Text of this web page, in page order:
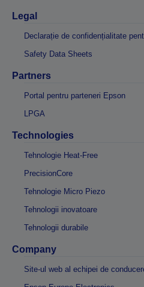
Legal
Declarație de confidențialitate
Safety Data Sheets
Partners
Portal pentru parteneri Epson
LPGA
Technologies
Tehnologie Heat-Free
PrecisionCore
Tehnologie Micro Piezo
Tehnologii inovatoare
Tehnologii durabile
Company
Site-ul web al echipei de